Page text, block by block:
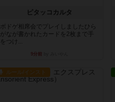
ピタッコカルタ
ボドゲ相席会でプレイしましたひら
がなが書かれたカードを2枚まで手
をつけ...
9分前
ルール/インスト